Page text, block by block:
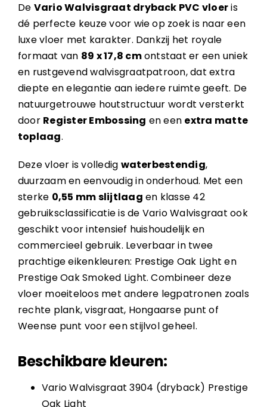
De Vario Walvisgraat dryback PVC vloeris
dé perfecte keuze voor wie op zoek is naar een
luxe vloer met karakter. Dankzij het royale
formaat van 89 x 17,8 cmontstaat er een uniek
en rustgevend walvisgraatpatroon, dat extra
diepte en elegantie aan iedere ruimte geeft. De
natuurgetrouwe houtstructuur wordt versterkt
door Register Embossing en een extra matte
toplaag.
Deze vloer is volledig waterbestendig,
duurzaam en eenvoudig in onderhoud. Met een
sterke 0,55 mm slijtlaag en klasse 42
gebruiksclassificatie is de Vario Walvisgraat ook
geschikt voor intensief huishoudelijk en
commercieel gebruik. Leverbaar in twee
prachtige eikenkleuren: Prestige Oak Light en
Prestige Oak Smoked Light. Combineer deze
vloer moeiteloos met andere legpatronen zoals
rechte plank, visgraat, Hongaarse punt of
Weense punt voor een stijlvol geheel.
Beschikbare kleuren:
Vario Walvisgraat 3904 (dryback) Prestige
Oak Light